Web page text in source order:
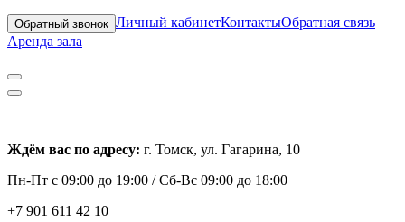
Обратный звонок Личный кабинетКонтактыОбратная связь
Аренда зала
Ждём вас по адресу: г. Томск, ул. Гагарина, 10
Пн-Пт с 09:00 до 19:00 /Сб-Вс 09:00 до 18:00
+7 901 611 42 10